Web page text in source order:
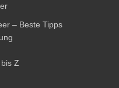
– Beste Tipps
Z